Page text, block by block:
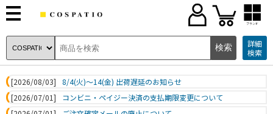
ブランド
詳細
検索
[2026/08/03]
8/4(火)～14(金) 出荷遅延のお知らせ
[2026/07/01]
コンビニ・ペイジー決済の支払期限変更について